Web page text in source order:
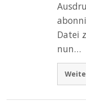
Datei
nun…